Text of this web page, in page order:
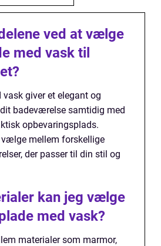
ved at vælge
med vask til
vask giver et elegant og
badeværelse samtidig med
opbevaringsplads.
vælge mellem forskellige
der passer til din stil og
kan jeg vælge
med vask?
materialer som marmor,